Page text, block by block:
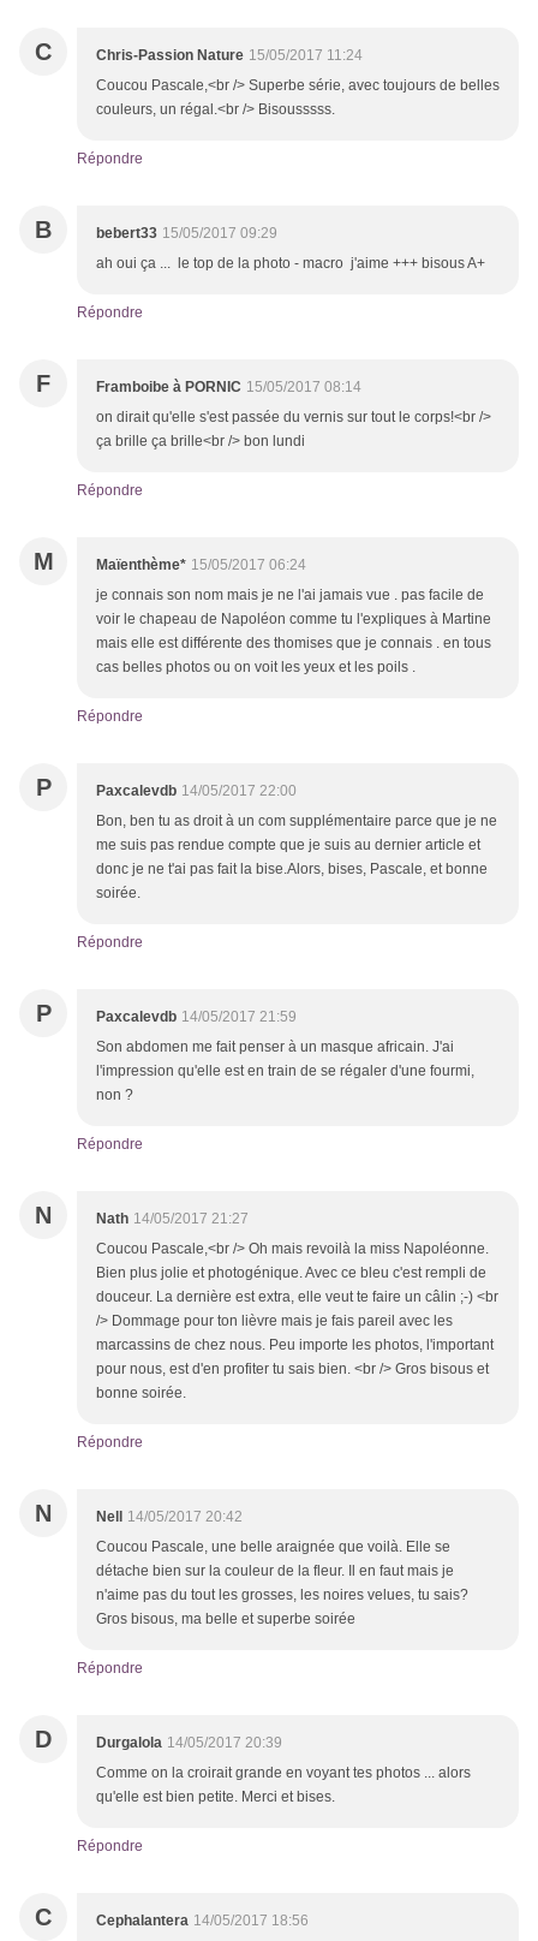
C Chris-Passion Nature 15/05/2017 11:24
Coucou Pascale,<br /> Superbe série, avec toujours de belles
couleurs, un régal.<br /> Bisousssss.
Répondre
B bebert33 15/05/2017 09:29
ah oui ça ... le top de la photo - macro j'aime +++ bisous A+
Répondre
F Framboibe à PORNIC 15/05/2017 08:14
on dirait qu'elle s'est passée du vernis sur tout le corps!<br />
ça brille ça brille<br /> bon lundi
Répondre
M Maïenthème* 15/05/2017 06:24
je connais son nom mais je ne l'ai jamais vue . pas facile de
voir le chapeau de Napoléon comme tu l'expliques à Martine
mais elle est différente des thomises que je connais . en tous
cas belles photos ou on voit les yeux et les poils .
Répondre
P Paxcalevdb 14/05/2017 22:00
Bon, ben tu as droit à un com supplémentaire parce que je ne
me suis pas rendue compte que je suis au dernier article et
donc je ne t'ai pas fait la bise.Alors, bises, Pascale, et bonne
soirée.
Répondre
P Paxcalevdb 14/05/2017 21:59
Son abdomen me fait penser à un masque africain. J'ai
l'impression qu'elle est en train de se régaler d'une fourmi,
non ?
Répondre
N Nath 14/05/2017 21:27
Coucou Pascale,<br /> Oh mais revoilà la miss Napoléonne.
Bien plus jolie et photogénique. Avec ce bleu c'est rempli de
douceur. La dernière est extra, elle veut te faire un câlin ;-) <br
/> Dommage pour ton lièvre mais je fais pareil avec les
marcassins de chez nous. Peu importe les photos, l'important
pour nous, est d'en profiter tu sais bien. <br /> Gros bisous et
bonne soirée.
Répondre
N Nell
14/05/2017 20:42
Coucou Pascale, une belle araignée que voilà. Elle se
détache bien sur la couleur de la fleur. Il en faut mais je
n'aime pas du tout les grosses, les noires velues, tu sais?
Gros bisous, ma belle et superbe soirée
Répondre
D Durgalola 14/05/2017 20:39
Comme on la croirait grande en voyant tes photos ... alors
qu'elle est bien petite. Merci et bises.
Répondre
C Cephalantera 14/05/2017 18:56